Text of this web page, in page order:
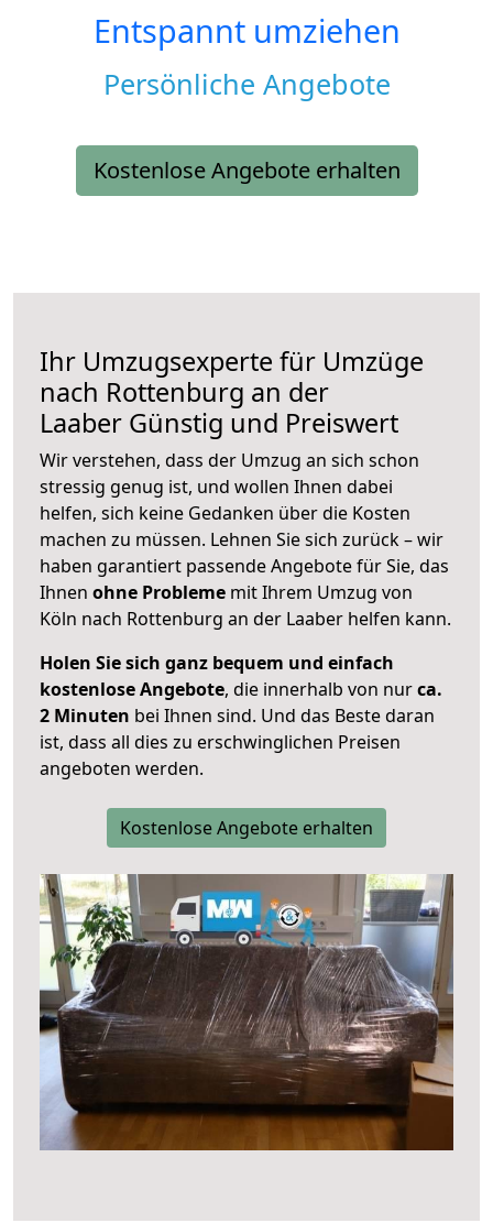
Entspannt umziehen
Persönliche Angebote
Kostenlose Angebote erhalten
Ihr Umzugsexperte für Umzüge
nach Rottenburg an der
Laaber Günstig und Preiswert
Wir verstehen, dass der Umzug an sich schon
stressig genug ist, und wollen Ihnen dabei
helfen, sich keine Gedanken über die Kosten
machen zu müssen. Lehnen Sie sich zurück – wir
haben garantiert passende Angebote für Sie, das
Ihnen ohne Probleme mit Ihrem Umzug von
Köln nach Rottenburg an der Laaber helfen kann.
Holen Sie sich ganz bequem und einfach
kostenlose Angebote, die innerhalb von nurca.
2 Minuten bei Ihnen sind. Und das Beste daran
ist, dass all dies zu erschwinglichen Preisen
angeboten werden.
Kostenlose Angebote erhalten